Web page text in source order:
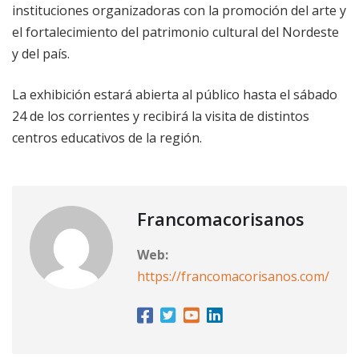
instituciones organizadoras con la promoción del arte y
el fortalecimiento del patrimonio cultural del Nordeste
y del país.
La exhibición estará abierta al público hasta el sábado
24 de los corrientes y recibirá la visita de distintos
centros educativos de la región.
Francomacorisanos
Web:
https://francomacorisanos.com/